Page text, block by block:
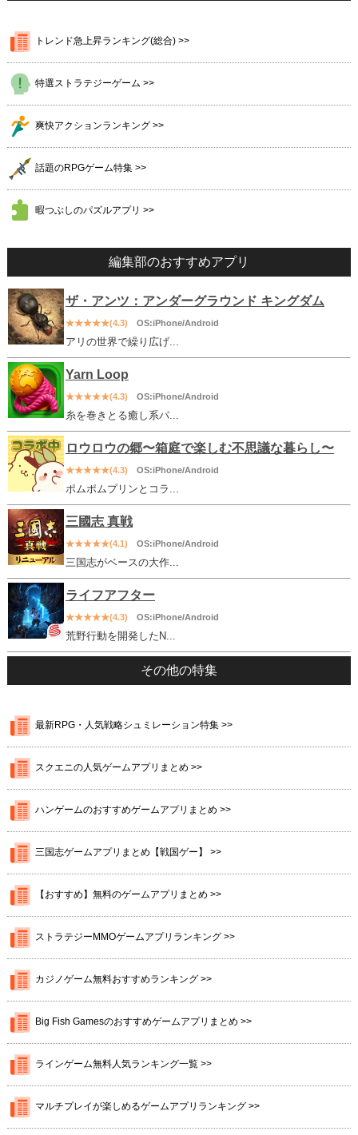
トレンド急上昇ランキング(総合) >>
特選ストラテジーゲーム >>
爽快アクションランキング >>
話題のRPGゲーム特集 >>
暇つぶしのパズルアプリ >>
編集部のおすすめアプリ
ザ・アンツ：アンダーグラウンド キングダム
★★★★★(4.3) OS:iPhone/Android
アリの世界で繰り広げ...
Yarn Loop
★★★★★(4.3) OS:iPhone/Android
糸を巻きとる癒し系パ...
ロウロウの郷〜箱庭で楽しむ不思議な暮らし〜
★★★★★(4.3) OS:iPhone/Android
ポムポムプリンとコラ...
三國志 真戦
★★★★★(4.1) OS:iPhone/Android
三国志がベースの大作...
ライフアフター
★★★★★(4.3) OS:iPhone/Android
荒野行動を開発したN...
その他の特集
最新RPG・人気戦略シュミレーション特集 >>
スクエニの人気ゲームアプリまとめ >>
ハンゲームのおすすめゲームアプリまとめ >>
三国志ゲームアプリまとめ【戦国ゲー】 >>
【おすすめ】無料のゲームアプリまとめ >>
ストラテジーMMOゲームアプリランキング >>
カジノゲーム無料おすすめランキング >>
Big Fish Gamesのおすすめゲームアプリまとめ >>
ラインゲーム無料人気ランキング一覧 >>
マルチプレイが楽しめるゲームアプリランキング >>